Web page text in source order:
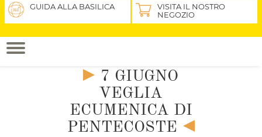
GUIDA ALLA BASILICA
VISITA IL NOSTRO
NEGOZIO
7 GIUGNO
VEGLIA
ECUMENICA DI
PENTECOSTE